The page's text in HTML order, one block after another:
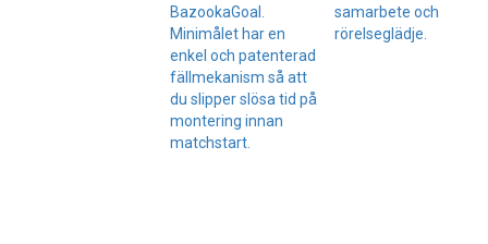
BazookaGoal.
Minimålet har en
enkel och patenterad
fällmekanism så att
du slipper slösa tid på
montering innan
matchstart.
samarbete och
rörelseglädje.